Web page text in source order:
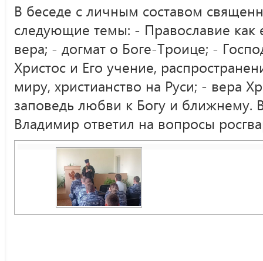
В беседе с личным составом
следующие темы: - Православие как
вера; - догмат о Боге-Троице; -
Христос и Его учение,
миру, христианство на Руси; - вера
заповедь любви к Богу и ближнему.
Владимир ответил на вопросы